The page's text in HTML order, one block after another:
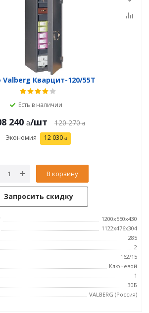
Кварцит-120/55T
Есть в наличии
240 /шт 120 270
Экономия 12 030
В корзину
Запросить скидку
1200x550x430
1122x476x304
285
2
162/15
Ключевой
1
30Б
VALBERG (Россия)